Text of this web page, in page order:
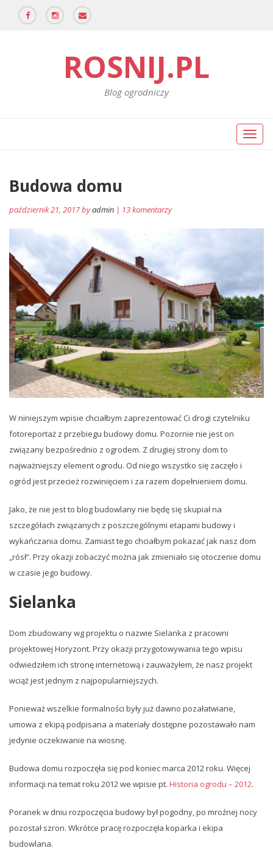
ROSNIJ.PL
Blog ogrodniczy
Toggle
Budowa domu
październik 21, 2017 byadmin | 13 komentarzy
W niniejszym wpisie chciałbym zaprezentować Ci drogi czytelniku
fotoreportaż z przebiegu budowy domu. Pozornie nie jest on
związany bezpośrednio z ogrodem. Z drugiej strony dom to
najważniejszy element ogrodu. Od niego wszystko się zaczęło i
ogród jest przecież rozwinięciem i za razem dopełnieniem domu.
Jako, że nie jest to blog budowlany nie będę się skupiał na
szczegółach związanych z poszczególnymi etapami budowy i
wykańczania domu. Zamiast tego chciałbym pokazać jak nasz dom
„rósł”. Przy okazji zobaczyć można jak zmieniało się otoczenie domu
w czasie jego budowy.
Sielanka
Dom zbudowany wg projektu o nazwie Sielanka z pracowni
projektowej Horyzont. Przy okazji przygotowywania tego wpisu
odwiedziłem ich stronę internetową i zauważyłem, że nasz projekt
wciąż jest jednym z najpopularniejszych.
Ponieważ wszelkie formalności były już dawno pozałatwiane,
umowa z ekipą podpisana a materiały dostępne pozostawało nam
jedynie oczekiwanie na wiosnę.
Budowa domu rozpoczęła się pod koniec marca 2012 roku. Więcej
informacji na temat roku 2012 we wpisie pt. Historia ogrodu – 2012.
Poranek w dniu rozpoczęcia budowy był pogodny, po mroźnej nocy
pozostał szron. Wkrótce pracę rozpoczęła koparka i ekipa
budowlana.